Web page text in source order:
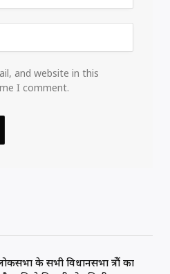
and website in this
I comment.
के सभी विधानसभा क्षेत्रों का